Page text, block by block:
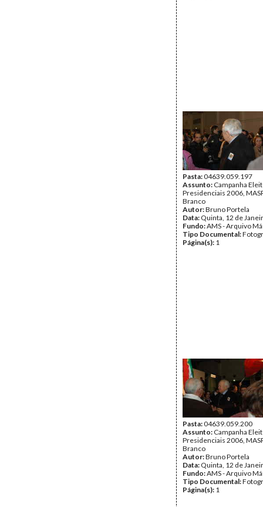
Pasta:04639.059.197
Assunto: Campanha
Presidenciais 2006,
Branco
Autor:Bruno Portela
Data: Quinta, 12 de
Fundo:AMS - Arquivo
Tipo Documental:
Página(s): 1
Pasta:04639.059.200
Assunto: Campanha
Presidenciais 2006,
Branco
Autor:Bruno Portela
Data: Quinta, 12 de
Fundo:AMS - Arquivo
Tipo Documental:
Página(s): 1